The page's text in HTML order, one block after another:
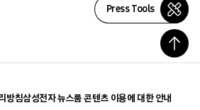
Press Tools
방침삼성전자 뉴스룸 콘텐츠 이용에 대한 안내